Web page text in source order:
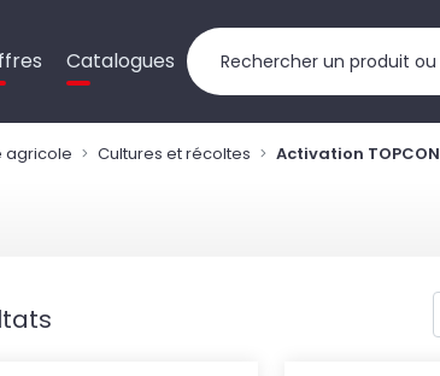
Catalogues
agricole Cultures et récoltes Activation TOPCON